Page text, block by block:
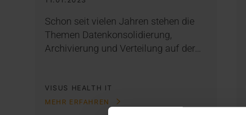
Schon seit vielen Jahren stehen die
Themen Datenkonsolidierung,
Archivierung und Verteilung auf der…
VISUS HEALTH IT
MEHR ERFAHREN